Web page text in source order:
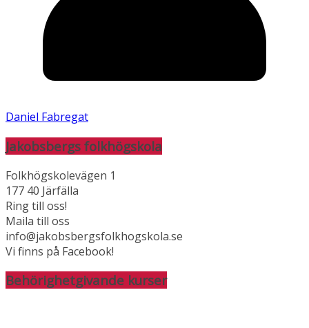
Daniel Fabregat
Jakobsbergs folkhögskola
Folkhögskolevägen 1
177 40 Järfälla
Ring till oss!
Maila till oss
info@jakobsbergsfolkhogskola.se
Vi finns på Facebook!
Behörighetgivande kurser